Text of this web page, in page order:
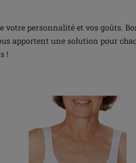
personnalité et vos goûts.
apportent une solution pour
!